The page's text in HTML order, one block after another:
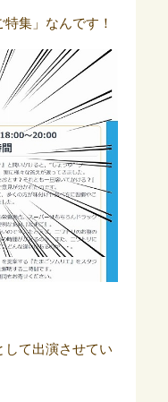
集」なんです！
して出演させてい